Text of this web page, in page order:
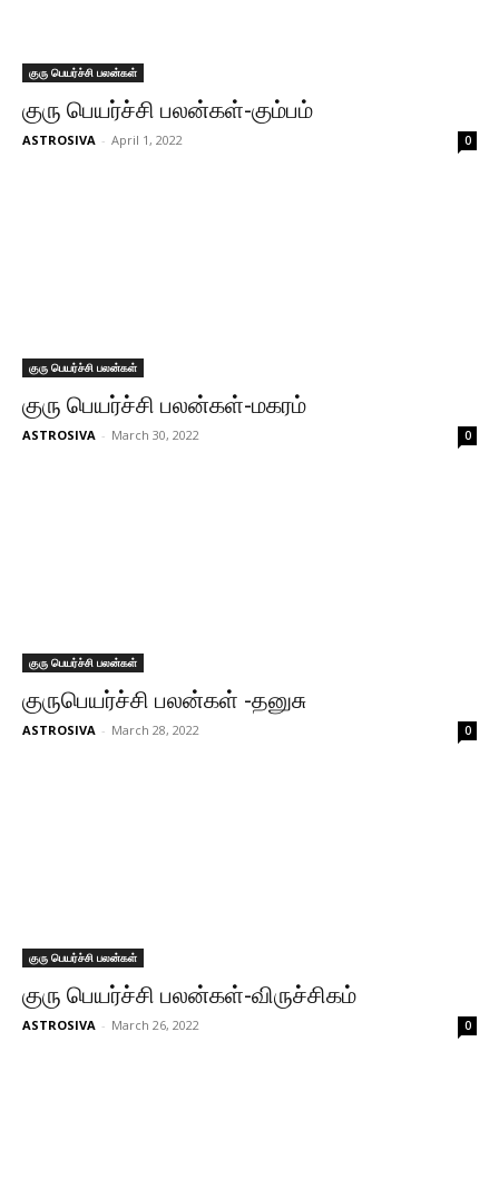
குரு பெயர்ச்சி பலன்கள்
குரு பெயர்ச்சி பலன்கள்-கும்பம்
ASTROSIVA - April 1, 2022 0
குரு பெயர்ச்சி பலன்கள்
குரு பெயர்ச்சி பலன்கள்-மகரம்
ASTROSIVA - March 30, 2022 0
குரு பெயர்ச்சி பலன்கள்
குருபெயர்ச்சி பலன்கள் -தனுசு
ASTROSIVA - March 28, 2022 0
குரு பெயர்ச்சி பலன்கள்
குரு பெயர்ச்சி பலன்கள்-விருச்சிகம்
ASTROSIVA - March 26, 2022 0